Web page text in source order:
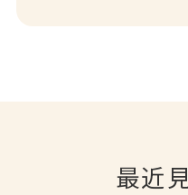
最近